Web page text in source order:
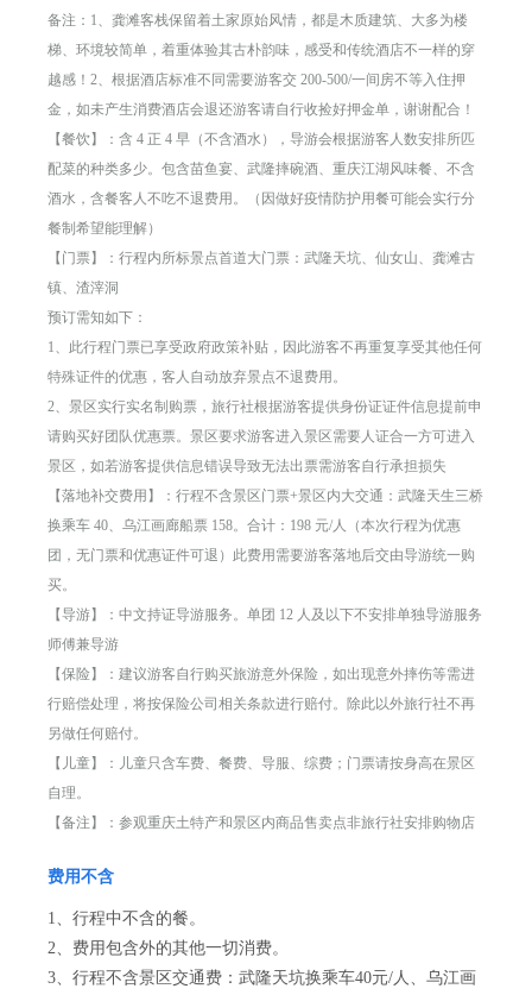
备注：1、龚滩客栈保留着土家原始风情，都是木质建筑、大多为楼
梯、环境较简单，着重体验其古朴韵味，感受和传统酒店不一样的穿
越感！2、根据酒店标准不同需要游客交 200-500/一间房不等入住押
金，如未产生消费酒店会退还游客请自行收捡好押金单，谢谢配合！
【餐饮】：含 4 正 4 早（不含酒水），导游会根据游客人数安排所匹
配菜的种类多少。包含苗鱼宴、武隆摔碗酒、重庆江湖风味餐、不含
酒水，含餐客人不吃不退费用。（因做好疫情防护用餐可能会实行分
餐制希望能理解）
【门票】：行程内所标景点首道大门票：武隆天坑、仙女山、龚滩古
镇、渣滓洞
预订需知如下：
1、此行程门票已享受政府政策补贴，因此游客不再重复享受其他任何
特殊证件的优惠，客人自动放弃景点不退费用。
2、景区实行实名制购票，旅行社根据游客提供身份证证件信息提前申
请购买好团队优惠票。景区要求游客进入景区需要人证合一方可进入
景区，如若游客提供信息错误导致无法出票需游客自行承担损失
【落地补交费用】：行程不含景区门票+景区内大交通：武隆天生三桥
换乘车 40、乌江画廊船票 158。合计：198 元/人（本次行程为优惠
团，无门票和优惠证件可退）此费用需要游客落地后交由导游统一购
买。
【导游】：中文持证导游服务。单团 12 人及以下不安排单独导游服务
师傅兼导游
【保险】：建议游客自行购买旅游意外保险，如出现意外摔伤等需进
行赔偿处理，将按保险公司相关条款进行赔付。除此以外旅行社不再
另做任何赔付。
【儿童】：儿童只含车费、餐费、导服、综费；门票请按身高在景区
自理。
【备注】：参观重庆土特产和景区内商品售卖点非旅行社安排购物店
费用不含
1、行程中不含的餐。
2、费用包含外的其他一切消费。
3、行程不含景区交通费：武隆天坑换乘车40元/人、乌江画